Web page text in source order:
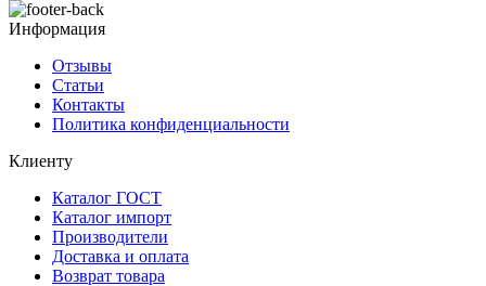
Информация
Отзывы
Статьи
Контакты
Политика конфиденциальности
Клиенту
Каталог ГОСТ
Каталог импорт
Производители
Доставка и оплата
Возврат товара